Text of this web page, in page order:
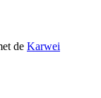
de Karwei